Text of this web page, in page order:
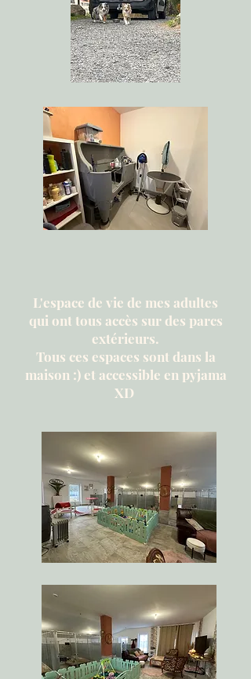
L'espace de vie de mes adultes
qui ont tous accès sur des parcs
extérieurs.
Tous ces espaces sont dans la
maison :) et accessible en pyjama
XD